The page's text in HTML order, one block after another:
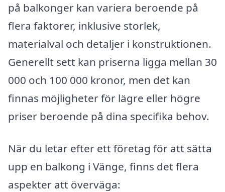
på balkonger kan variera beroende på
flera faktorer, inklusive storlek,
materialval och detaljer i konstruktionen.
Generellt sett kan priserna ligga mellan 30
000 och 100 000 kronor, men det kan
finnas möjligheter för lägre eller högre
priser beroende på dina specifika behov.
När du letar efter ett företag för att sätta
upp en balkong i Vänge, finns det flera
aspekter att överväga: